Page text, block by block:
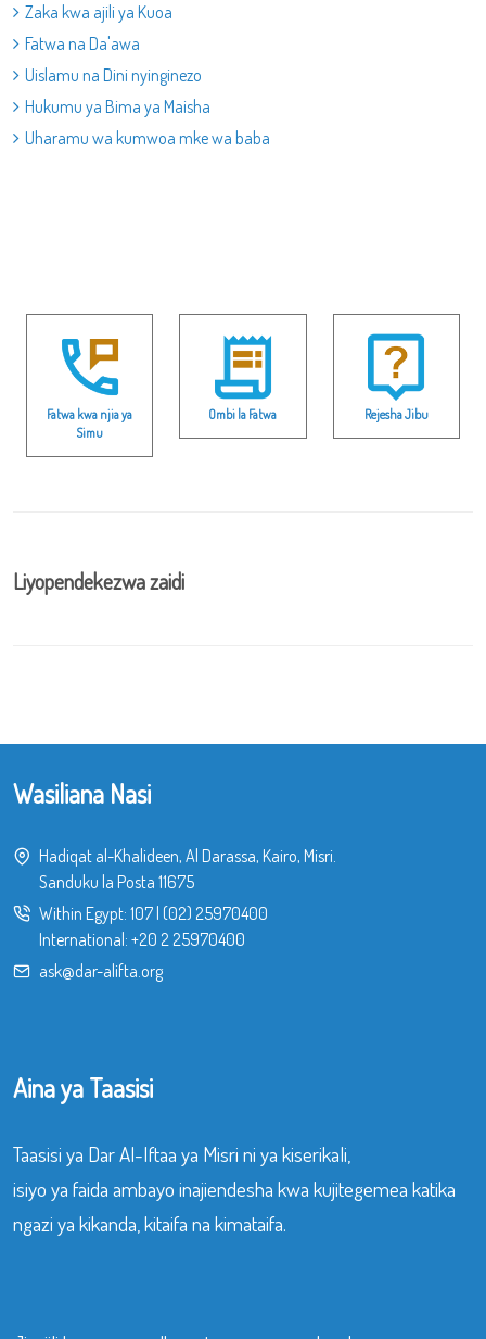
Zaka kwa ajili ya Kuoa
Fatwa na Da'awa
Uislamu na Dini nyinginezo
Hukumu ya Bima ya Maisha
Uharamu wa kumwoa mke wa baba
Fatwa kwa njia ya
Simu
Ombi la Fatwa Rejesha Jibu
Liyopendekezwa zaidi
Wasiliana Nasi
Hadiqat al-Khalideen, Al Darassa, Kairo, Misri.
Sanduku la Posta 11675
Within Egypt: 107| (02) 25970400
International: +20 2 25970400
ask@dar-alifta.org
Aina ya Taasisi
Taasisi ya Dar Al-Iftaa ya Misri ni ya kiserikali,
isiyo ya faida ambayo inajiendesha kwa kujitegemea katika
ngazi ya kikanda, kitaifa na kimataifa.